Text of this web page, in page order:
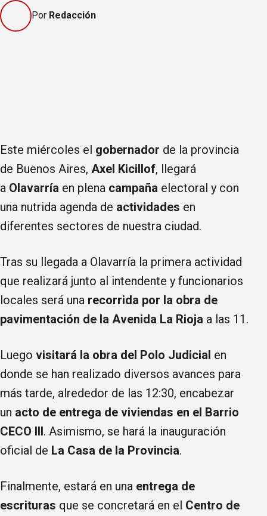
Por Redacción
Este miércoles el gobernador de la provincia
de Buenos Aires, Axel Kicillof, llegará
a Olavarría en plena campaña electoral y con
una nutrida agenda de actividades en
diferentes sectores de nuestra ciudad.
Tras su llegada a Olavarría la primera actividad
que realizará junto al intendente y funcionarios
locales será una recorrida por la obra de
pavimentación de la Avenida La Rioja a las 11.
Luego visitará la obra del Polo Judicial en
donde se han realizado diversos avances para
más tarde, alrededor de las 12:30, encabezar
un acto de entrega de viviendas en el Barrio
CECO III. Asimismo, se hará la inauguración
oficial de La Casa de la Provincia.
Finalmente, estará en una entrega de
escrituras que se concretará en el Centro de